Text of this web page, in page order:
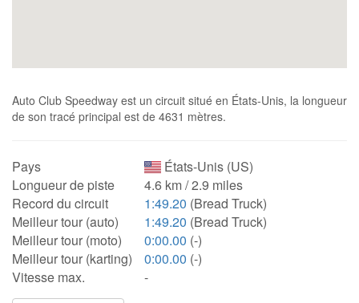
Auto Club Speedway est un circuit situé en États-Unis, la longueur
de son tracé principal est de 4631 mètres.
Pays
États-Unis (US)
Longueur de piste
4.6 km / 2.9 miles
Record du circuit
1:49.20 (Bread Truck)
Meilleur tour (auto)
1:49.20 (Bread Truck)
Meilleur tour (moto)
0:00.00 (-)
Meilleur tour (karting)
0:00.00 (-)
Vitesse max.
-